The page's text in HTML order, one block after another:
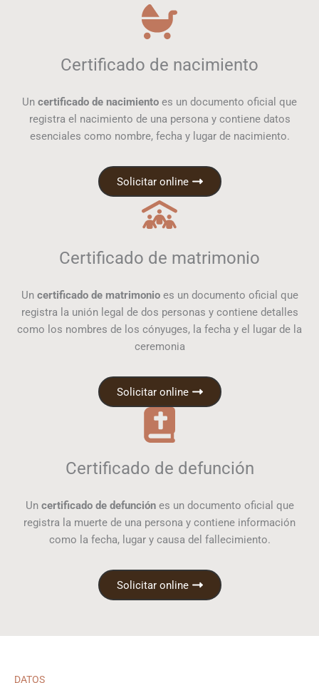
Certificado de nacimiento
Un certificado de nacimiento es un documento oficial que
registra el nacimiento de una persona y contiene datos
esenciales como nombre, fecha y lugar de nacimiento.
Solicitar online
Certificado de matrimonio
Un certificado de matrimonioes un documento oficial que
registra la unión legal de dos personas y contiene detalles
como los nombres de los cónyuges, la fecha y el lugar de la
ceremonia
Solicitar online
Certificado de defunción
Un certificado de defunciónes un documento oficial que
registra la muerte de una persona y contiene información
como la fecha, lugar y causa del fallecimiento.
Solicitar online
DATOS